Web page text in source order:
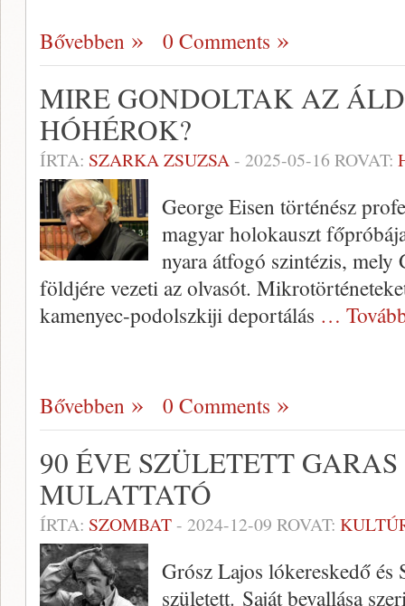
Bővebben 0 Comments
MIRE GONDOLTAK AZ
HÓHÉROK?
ÍRTA: SZARKA ZSUZSA- 2025-05-16 ROVAT:
George Eisen történész
magyar holokauszt
nyara átfogó szintézis, mely
földjére vezeti az olvasót.
kamenyec-podolszkiji deportálás …
Bővebben 0 Comments
90 ÉVE SZÜLETETT
MULATTATÓ
ÍRTA: SZOMBAT- 2024-12-09 ROVAT:
Grósz Lajos lókereskedő
született. Saját bevallása